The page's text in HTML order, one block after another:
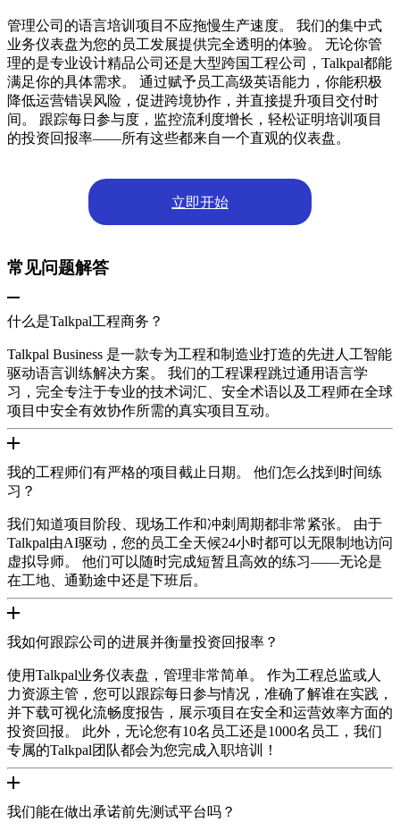
管理公司的语言培训项目不应拖慢生产速度。 我们的集中式
业务仪表盘为您的员工发展提供完全透明的体验。 无论你管
理的是专业设计精品公司还是大型跨国工程公司，Talkpal都能
满足你的具体需求。 通过赋予员工高级英语能力，你能积极
降低运营错误风险，促进跨境协作，并直接提升项目交付时
间。 跟踪每日参与度，监控流利度增长，轻松证明培训项目
的投资回报率——所有这些都来自一个直观的仪表盘。
立即开始
常见问题解答
什么是Talkpal工程商务？
Talkpal Business 是一款专为工程和制造业打造的先进人工智能
驱动语言训练解决方案。 我们的工程课程跳过通用语言学
习，完全专注于专业的技术词汇、安全术语以及工程师在全球
项目中安全有效协作所需的真实项目互动。
我的工程师们有严格的项目截止日期。 他们怎么找到时间练
习？
我们知道项目阶段、现场工作和冲刺周期都非常紧张。 由于
Talkpal由AI驱动，您的员工全天候24小时都可以无限制地访问
虚拟导师。 他们可以随时完成短暂且高效的练习——无论是
在工地、通勤途中还是下班后。
我如何跟踪公司的进展并衡量投资回报率？
使用Talkpal业务仪表盘，管理非常简单。 作为工程总监或人
力资源主管，您可以跟踪每日参与情况，准确了解谁在实践，
并下载可视化流畅度报告，展示项目在安全和运营效率方面的
投资回报。 此外，无论您有10名员工还是1000名员工，我们
专属的Talkpal团队都会为您完成入职培训！
我们能在做出承诺前先测试平台吗？